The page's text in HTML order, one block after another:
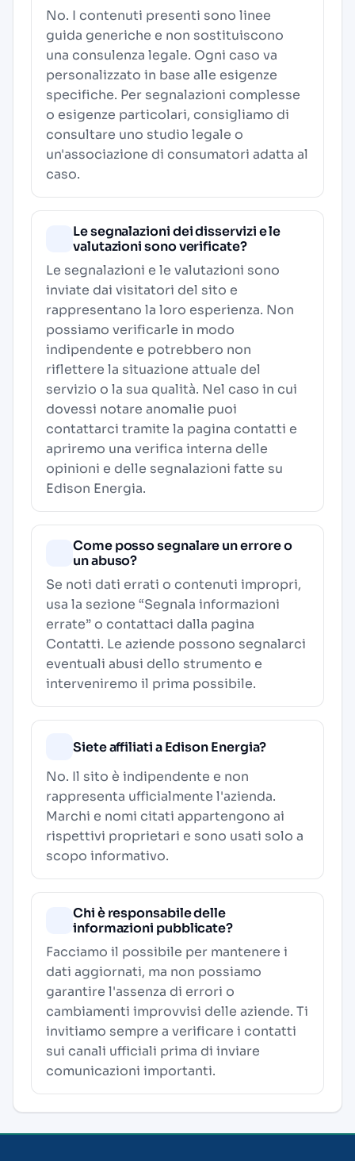
No. I contenuti presenti sono linee
guida generiche e non sostituiscono
una consulenza legale. Ogni caso va
personalizzato in base alle esigenze
specifiche. Per segnalazioni complesse
o esigenze particolari, consigliamo di
consultare uno studio legale o
un'associazione di consumatori adatta al
caso.
Le segnalazioni dei disservizi e le
valutazioni sono verificate?
Le segnalazioni e le valutazioni sono
inviate dai visitatori del sito e
rappresentano la loro esperienza. Non
possiamo verificarle in modo
indipendente e potrebbero non
riflettere la situazione attuale del
servizio o la sua qualità. Nel caso in cui
dovessi notare anomalie puoi
contattarci tramite la pagina contatti e
apriremo una verifica interna delle
opinioni e delle segnalazioni fatte su
Edison Energia.
Come posso segnalare un errore o
un abuso?
Se noti dati errati o contenuti impropri,
usa la sezione “Segnala informazioni
errate” o contattaci dalla pagina
Contatti. Le aziende possono segnalarci
eventuali abusi dello strumento e
interveniremo il prima possibile.
Siete affiliati a Edison Energia?
No. Il sito è indipendente e non
rappresenta ufficialmente l'azienda.
Marchi e nomi citati appartengono ai
rispettivi proprietari e sono usati solo a
scopo informativo.
Chi è responsabile delle
informazioni pubblicate?
Facciamo il possibile per mantenere i
dati aggiornati, ma non possiamo
garantire l'assenza di errori o
cambiamenti improvvisi delle aziende. Ti
invitiamo sempre a verificare i contatti
sui canali ufficiali prima di inviare
comunicazioni importanti.